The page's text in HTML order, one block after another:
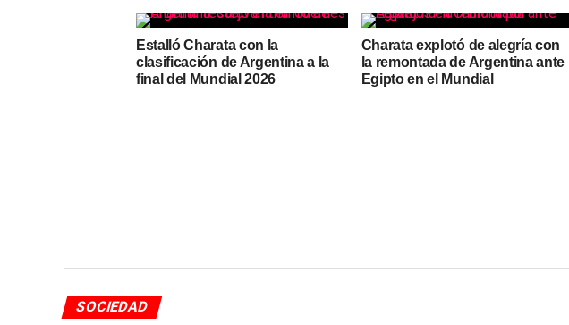
Estalló Charata con la
clasificación de Argentina a la
final del Mundial 2026
Charata explotó de alegría con
la remontada de Argentina ante
Egipto en el Mundial
SOCIEDAD